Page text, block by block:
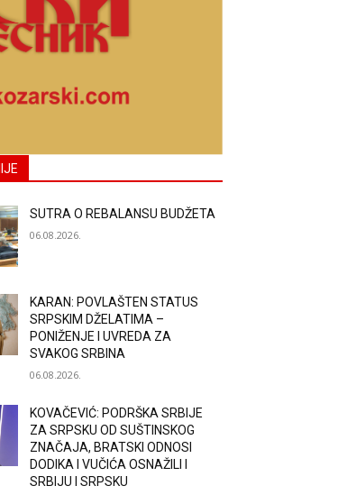
SUTRA O REBALANSU BUDŽETA
06.08.2026.
KARAN: POVLAŠTEN STATUS
SRPSKIM DŽELATIMA –
PONIŽENJE I UVREDA ZA
SVAKOG SRBINA
06.08.2026.
KOVAČEVIĆ: PODRŠKA SRBIJE
ZA SRPSKU OD SUŠTINSKOG
ZNAČAJA, BRATSKI ODNOSI
DODIKA I VUČIĆA OSNAŽILI I
SRBIJU I SRPSKU